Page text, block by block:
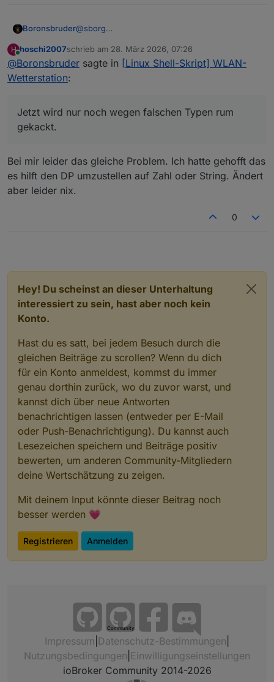
Boronsbruder@sborg
Heute gab es ein Update zur SImple-Api auf
3.0.7...
2026-03-27 19:36:20.814  -
2026-03-27 19:36:20.815  -
2026-03-27 19:36:20.816  -
2026-03-27 19:36:20.818  -
2026-03-27 19:36:20.823  -
2026-03-27 19:36:20.828  -
2026-03-27 19:36:35.108  -
H
Online
hoschi2007schrieb am 28. März 2026, 07:26
zuletzt editiert von
@Boronsbruder sagte in [Linux Shell-Skript] WLAN-
Wetterstation:
Jetzt wird nur noch wegen falschen Typen rum
gekackt.
Bei mir leider das gleiche Problem. Ich hatte gehofft das
es hilft den DP umzustellen auf Zahl oder String. Ändert
aber leider nix.
0
Hey! Du scheinst an dieser Unterhaltung
interessiert zu sein, hast aber noch kein
Konto.
Hast du es satt, bei jedem Besuch durch die
gleichen Beiträge zu scrollen? Wenn du dich
für ein Konto anmeldest, kommst du immer
genau dorthin zurück, wo du zuvor warst, und
kannst dich über neue Antworten
benachrichtigen lassen (entweder per E-Mail
oder Push-Benachrichtigung). Du kannst auch
Lesezeichen speichern und Beiträge positiv
bewerten, um anderen Community-Mitgliedern
deine Wertschätzung zu zeigen.
Mit deinem Input könnte dieser Beitrag noch
besser werden 💗
Registrieren Anmelden
Community
Impressum Datenschutz-Bestimmungen
Nutzungsbedingungen Einwilligungseinstellungen
ioBroker Community 2014-2026